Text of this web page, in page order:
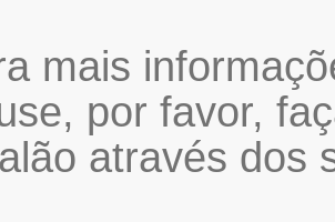
mais
por favor,
através dos